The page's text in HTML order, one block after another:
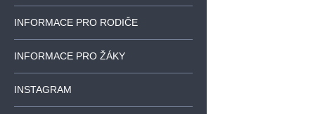
INFORMACE PRO RODIČE
INFORMACE PRO ŽÁKY
INSTAGRAM